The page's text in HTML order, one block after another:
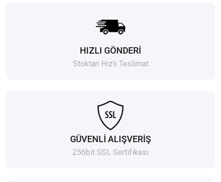
HIZLI GÖNDERİ
Stoktan Hızlı Teslimat
GÜVENLİ ALIŞVERİŞ
256bit SSL Sertifikası